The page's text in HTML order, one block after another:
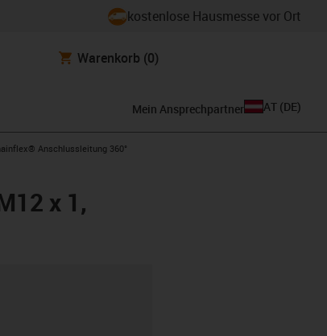
kostenlose Hausmesse vor Ort
Warenkorb (0)
Mein Ansprechpartner AT (DE)
icon-arrow-rightAnschlussleitung 360°
x 1,